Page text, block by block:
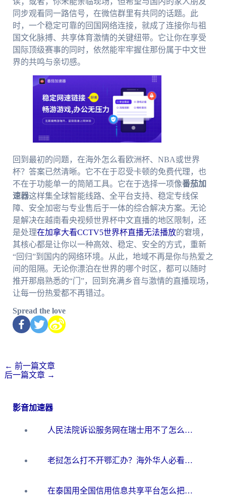
同步观看同一路信号，在微信群里有共同的话题。此
时，一个稳定可靠的回国网络连接，就成了连接你与祖
国文化脉搏、共享体育激情的关键纽带。它让你在享受
国际顶级赛事的同时，依然能牢牢握住那份属于中文世
界的共鸣与亲切感。
回到最初的问题，在海外怎么看欧洲杯、NBA或世界
杯？答案已然清晰。它不在于忍受卡顿的免费代理，也
不在于功能单一的简陋工具。它在于选择一项像番茄加
速器这样集全球智能线路、全平台支持、稳定专线保
障、安全加密与专业售后于一体的综合解决方案。无论
是解决在越南看央视频世界杯中文直播的地区限制，还
是处理在加拿大看CCTV5世界杯直播无法播放的窘境，
其核心都是让你以一种高效、稳定、安全的方式，重新
“回归”到国内的网络环境。从此，地域不再是你与热爱之
间的阻隔。无论你漂泊在世界的哪个时区，都可以随时
推开那扇熟悉的“门”，回到充满乡音与激情的直播现场，
让每一份热爱都不再错过。
Spread the love
← 前一篇文章
后一篇文章 →
影音加速器
人民法院诉讼服务网在瑞士用不了怎么办？海外华人必备的回国加速指南
老挝怎么打不开鄂汇办？海外华人必看的回国加速全攻略（附欧洲杯小说流畅技巧）
在泰国用全国信用信息共享平台怎么把定位修改到中国国内？海外党解决国内服务访问难题的实用指南